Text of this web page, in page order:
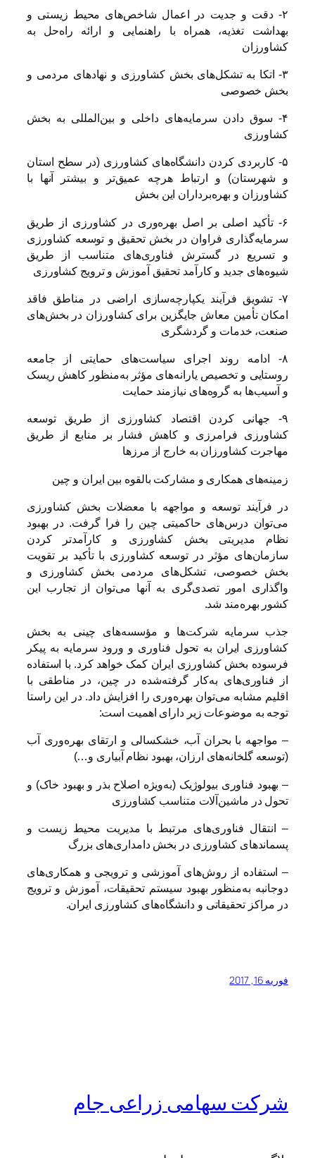
۲- دقت و جدیت در اعمال شاخص‌های محیط زیستی و
بهداشت تغذیه، همراه با راهنمایی و ارائه راه‌حل به
کشاورزان
۳- اتکا به تشکل‌های بخش کشاورزی و نهادهای مردمی و
بخش خصوصی
۴- سوق دادن سرمایه‌های داخلی و بین‌المللی به بخش
کشاورزی
۵- کاربردی کردن دانشگاه‌های کشاورزی (در سطح استان
و شهرستان) و ارتباط هرچه عمیق‌تر و بیشتر آنها با
کشاورزان و بهره‌برداران این بخش
۶- تأکید اصلی بر اصل بهره‌وری در کشاورزی از طریق
سرمایه‌گذاری فراوان در بخش تحقیق و توسعه کشاورزی
و تسریع در گسترش فناوری‌های متناسب از طریق
شیوه‌های جدید و کارآمد تحقیق آموزش و ترویج کشاورزی
۷- تشویق فرآیند یکپارچه‌سازی اراضی در مناطق فاقد
امکان تأمین معاش جایگزین برای کشاورزان در بخش‌های
صنعت، خدمات و گردشگری
۸- ادامه روند اجرای سیاست‌های حمایتی از جامعه
روستایی و تخصیص یارانه‌های مؤثر به‌منظور کاهش ریسک
و آسیب‌ها به گروه‌های نیازمند حمایت
۹- جهانی کردن اقتصاد کشاورزی از طریق توسعه
کشاورزی فرامرزی و کاهش فشار بر منابع از طریق
مهاجرت کشاورزان به خارج از مرزها
زمینه‌های همکاری و مشارکت بالقوه بین ایران و چین
در فرآیند توسعه و مواجهه با معضلات بخش کشاورزی
می‌توان درس‌های حاکمیتی چین را فرا گرفت. در بهبود
نظام مدیریتی بخش کشاورزی و کارآمدتر کردن
سازمان‌های مؤثر در توسعه کشاورزی با تأکید بر تقویت
بخش خصوصی، تشکل‌های مردمی بخش کشاورزی و
واگذاری امور تصدی‌گری به آنها می‌توان از تجارب این
کشور بهره‌مند شد.
جذب سرمایه شرکت‌ها و مؤسسه‌های چینی به بخش
کشاورزی ایران به تحول فناوری و ورود سرمایه به پیکر
فرسوده بخش کشاورزی ایران کمک خواهد کرد. با استفاده
از فناوری‌های به‌کار گرفته‌شده در چین، در مناطقی با
اقلیم مشابه می‌توان بهره‌وری را افزایش داد. در این راستا
توجه به موضوعات زیر دارای اهمیت است:
– مواجهه با بحران آب، خشکسالی و ارتقای بهره‌وری آب
(توسعه گلخانه‌های ارزان، بهبود نظام آبیاری و…)
– بهبود فناوری بیولوژیک (به‌ویژه اصلاح بذر و بهبود خاک) و
تحول در ماشین‌آلات متناسب کشاورزی
– انتقال فناوری‌های مرتبط با مدیریت محیط زیست و
پسماندهای کشاورزی در بخش دامداری‌های بزرگ
– استفاده از روش‌های آموزشی و ترویجی و همکاری‌های
دوجانبه به‌منظور بهبود سیستم تحقیقات، آموزش و ترویج
در مراکز تحقیقاتی و دانشگاه‌های کشاورزی ایران.
فوریه 16, 2017
شرکت سهامی زراعی جام